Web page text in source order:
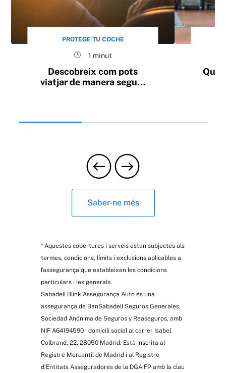
Danys per animals: col·lisió o atropellament
inundacions
Vehicle de substitució
PROTEGE TU COCHE
1 minut
Descobreix com pots
viatjar de manera segura
Que
Saber-ne més
* Aquestes cobertures i serveis estan subjectes als
termes, condicions, límits i exclusions aplicables a
l’assegurança que estableixen les condicions
particulars i les generals.
Sabadell Blink Assegurança Auto és una
assegurança de BanSabadell Seguros Generales,
Sociedad Anónima de Seguros y Reaseguros, amb
NIF A64194590 i domicili social al carrer Isabel
Colbrand, 22, 28050 Madrid. Està inscrita al
Registre Mercantil de Madrid i al Registre
d’Entitats Asseguradores de la DGAiFP amb la clau